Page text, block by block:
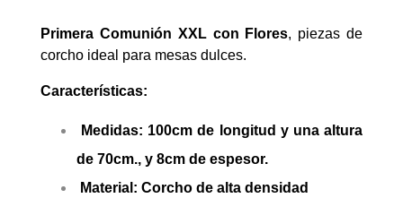
Primera Comunión XXL con Flores, piezas de
corcho ideal para mesas dulces.
Características:
Medidas: 100cm de longitud y una altura
de 70cm., y 8cm de espesor.
Material: Corcho de alta densidad